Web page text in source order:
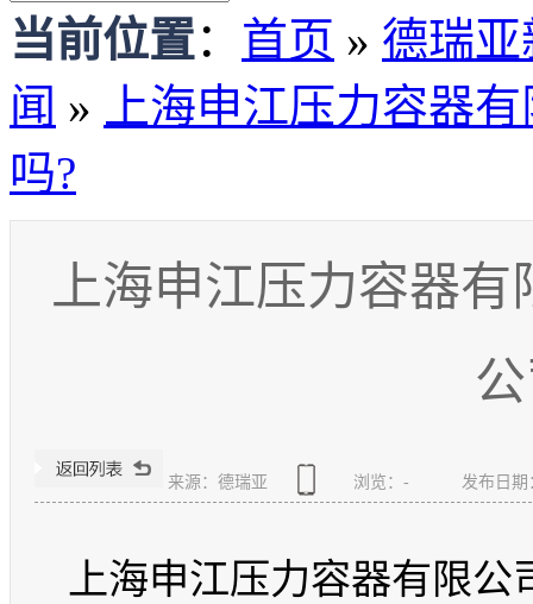
当前位置： 首页 » 德瑞
闻 »
上海申江压力容器
吗?
上海申江压力容器
来源：德瑞亚 浏览： - 发布日期
上海申江压力容器有限